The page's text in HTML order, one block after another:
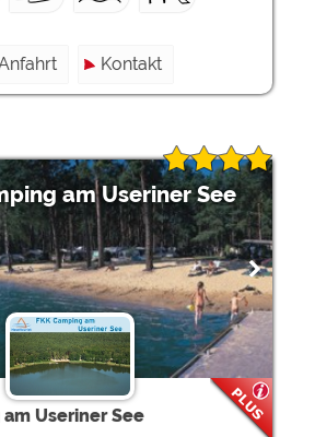
Kontakt
am Useriner See
Useriner See